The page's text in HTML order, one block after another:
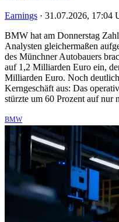
Earnings · 31.07.2026, 17:04
BMW hat am Donnerstag
Analysten gleichermaßen
des Münchner Autobauers
auf 1,2 Milliarden Euro ein,
Milliarden Euro. Noch
Kerngeschäft aus: Das
stürzte um 60 Prozent auf nur
BMW